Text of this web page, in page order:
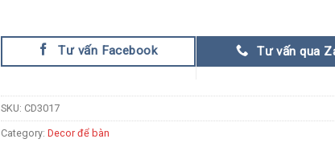
Tư vấn Facebook Tư vấn qua
SKU: CD3017
Category: Decor để bàn